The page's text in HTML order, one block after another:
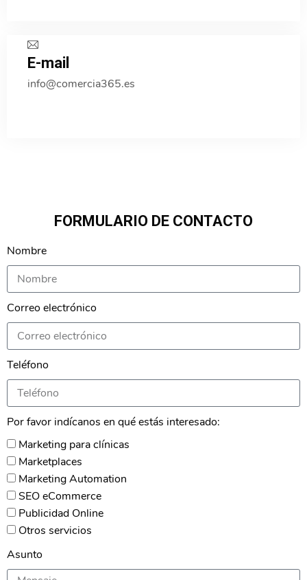
E-mail
info@comercia365.es
FORMULARIO DE CONTACTO
Nombre
Correo electrónico
Teléfono
Por favor indícanos en qué estás interesado:
Marketing para clínicas
Marketplaces
Marketing Automation
SEO eCommerce
Publicidad Online
Otros servicios
Asunto